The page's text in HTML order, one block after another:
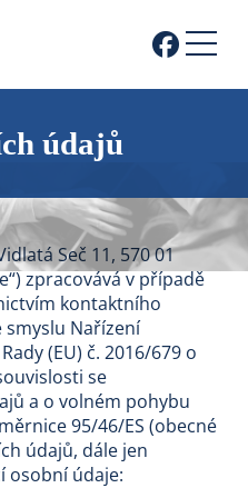
údajů
Seč 11, 570 01
zpracovává v případě
kontaktního
Nařízení
(EU) č. 2016/679 o
se
a o volném pohybu
95/46/ES (obecné
údajů, dále jen
osobní údaje: